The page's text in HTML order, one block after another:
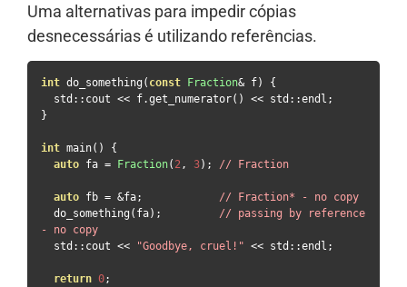
Uma alternativas para impedir cópias
desnecessárias é utilizando referências.
int do_something ( const Fraction& f)
{
  std
:: cout << f.get_numerator() << std ::endl ;
}
int main()
{
auto fa = Fraction( 2, 3); // Fraction
auto fb = &fa;
// Fraction* - no copy
  do_something
( fa);
// passing by reference
- no copy
  std
:: cout << "Goodbye, cruel!" << std ::endl ;
return 0;